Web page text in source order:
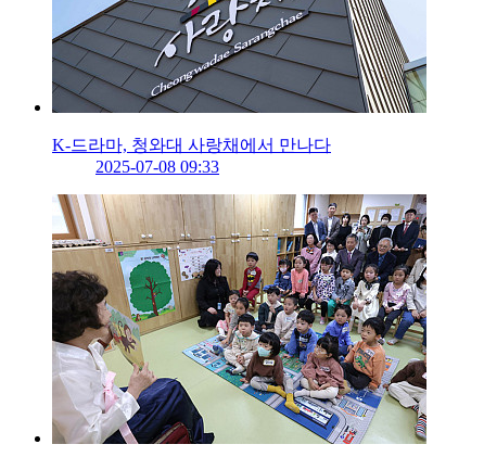
K-드라마, 청와대 사랑채에서 만나다
2025-07-08 09:33